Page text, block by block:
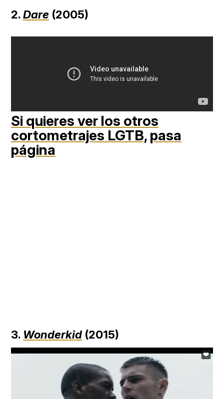
2.Dare (2005)
Si quieres ver los otros
cortometrajes LGTB, pasa
página
3. Wonderkid(2015)